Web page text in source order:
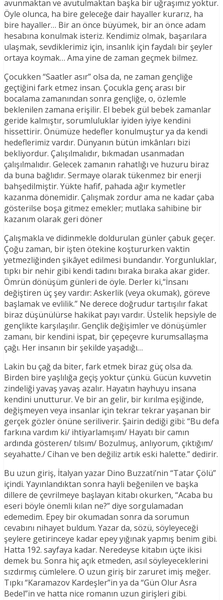
avunmaktan ve avutulmaktan başka bir uğraşımız yoktur.
Öyle olunca, ha bire geleceğe dair hayaller kurarız, ha
bire hayaller… Bir an önce büyümek, bir an önce adam
hesabına konulmak isteriz. Kendimiz olmak, başarılara
ulaşmak, sevdiklerimiz için, insanlık için faydalı bir şeyler
ortaya koymak… Ama yine de zaman geçmek bilmez.
Çocukken “Saatler asır” olsa da, ne zaman gençliğe
geçtiğini fark etmez insan. Çocukla genç arası bir
bocalama zamanından sonra gençliğe, o, özlemle
beklenilen zamana erişilir. El bebek gül bebek zamanlar
geride kalmıştır, sorumluluklar iyiden iyiye kendini
hissettirir. Önümüze hedefler konulmuştur ya da kendi
hedeflerimiz vardır. Dünyanın bütün imkânları bizi
bekliyordur. Çalışılmalıdır, bıkmadan usanmadan
çalışılmalıdır. Gelecek zamanın rahatlığı ve huzuru biraz
da buna bağlıdır. Sermaye olarak tükenmez bir enerji
bahşedilmiştir. Yükte hafif, pahada ağır kıymetler
kazanma dönemidir. Çalışmak zordur ama ne kadar çaba
gösterilse boşa gitmez emekler; mutlaka sahibine bir
kazanım olarak geri döner
Çalışmakla ve didinmekle doldurulan günler çabuk geçer.
Çoğu zaman, bir işten ötekine koştururken vaktin
yetmezliğinden şikâyet edilmesi bundandır. Yorgunluklar,
tıpkı bir nehir gibi kendi tadını bıraka bıraka akar gider.
Ömrün dönüşüm günleri de öyle. Derler ki,“İnsanı
değiştiren üç şey vardır: Askerlik (veya okumak), göreve
başlamak ve evlilik.” Ne derece doğrudur tartışılır fakat
biraz düşünülürse hakikat payı vardır. Üstelik hepsiyle de
gençlikte karşılaşılır. Gençlik değişimler ve dönüşümler
zamanı, bir kendini ispat, bir çepeçevre kurumsallaşma
çağı. Her insanın bir şekilde yaşadığı…
Lakin bu çağ da biter, fark etmek biraz güç olsa da.
Birden bire yaşlılığa geçiş yoktur çünkü. Gücün kuvvetin
zindeliği yavaş yavaş azalır. Hayatın hayhuyu insana
kendini unutturur. Ve bir an gelir, bir kırılma eşiğinde,
değişmeyen veya insanlar için tekrar tekrar yaşanan bir
gerçek gözler önüne seriliverir. Şairin dediği gibi: “Bu defa
farkına vardım ki/ ihtiyarlamışım/ Hayatı bir camın
ardında gösteren/ tılsım/ Bozulmuş, anlıyorum, çıktığım/
seyahatte./ Cihan ve ben değiliz artık eski halette.” dedirir.
Bu uzun giriş, İtalyan yazar Dino Buzzati’nin “Tatar Çölü”
içindi. Yayınlandıktan sonra hayli beğenilen ve başka
dillere de çevrilmeye başlayan kitabı okurken, “Acaba bu
eseri böyle önemli kılan ne?” diye sorgulamadan
edemedim. Epey bir okumadan sonra da sorumun
cevabını nihayet buldum. Yazar da, sözü, söyleyeceği
şeylere getirinceye kadar epey yığınak yapmış benim gibi.
Hatta 192. sayfaya kadar. Neredeyse kitabın üçte ikisi
demek bu. Sonra hiç açık etmeden, asıl söyleyeceklerini
sızdırmış cümlelere. O uzun giriş bir zaruret imiş meğer.
Tıpkı “Karamazov Kardeşler”in ya da “Gün Olur Asra
Bedel”in ve hatta nice romanın uzun girişleri gibi.